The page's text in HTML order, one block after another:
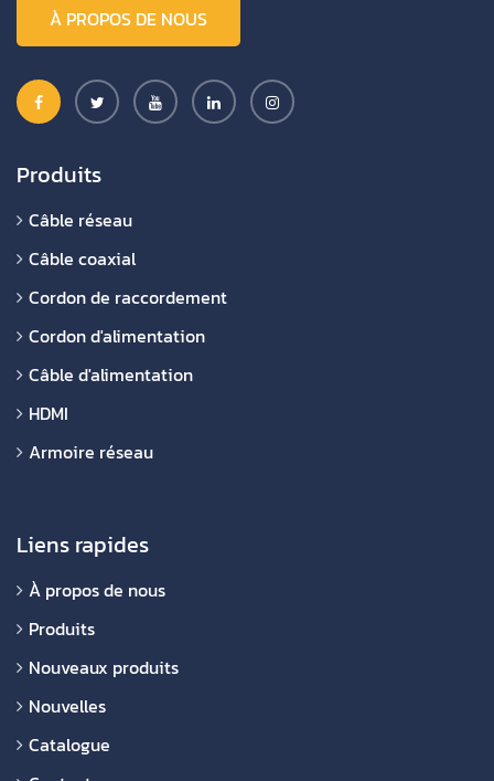
À PROPOS DE NOUS
Produits
Câble réseau
Câble coaxial
Cordon de raccordement
Cordon d'alimentation
Câble d'alimentation
HDMI
Armoire réseau
Liens rapides
À propos de nous
Produits
Nouveaux produits
Nouvelles
Catalogue